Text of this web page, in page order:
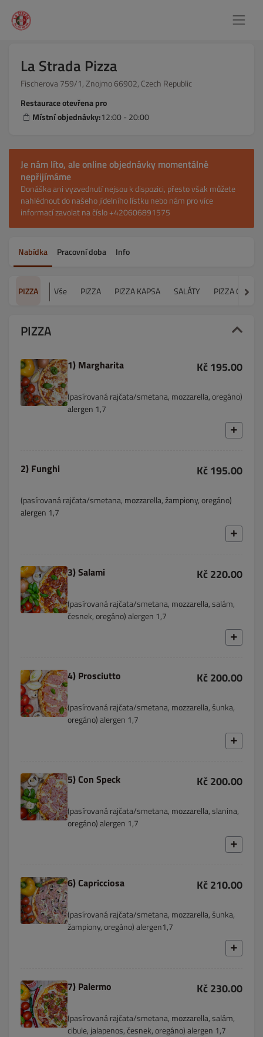
La Strada Pizza
Fischerova 759/1, Znojmo 66902, Czech Republic
Restaurace otevřena pro
Místní objednávky:12:00 - 20:00
Je nám líto, ale online objednávky momentálně
nepřijímáme
Donáška ani vyzvednutí nejsou k dispozici, přesto však můžete
nahlédnout do našeho jídelního lístku nebo nám pro více
informací zavolat na číslo +420606891575
Nabídka Pracovní doba Info
PIZZA Vše PIZZA PIZZA KAPSA SALÁTY PIZZA CHLÉB
PIZZA
1) Margharita Kč 195.00
(pasírovaná rajčata/smetana, mozzarella, oregáno)
alergen 1,7
2) Funghi Kč 195.00
(pasírovaná rajčata/smetana, mozzarella, žampiony, oregáno)
alergen 1,7
3) Salami Kč 220.00
(pasírovaná rajčata/smetana, mozzarella, salám,
česnek, oregáno) alergen 1,7
4) Prosciutto Kč 200.00
(pasírovaná rajčata/smetana, mozzarella, šunka,
oregáno) alergen 1,7
5) Con Speck Kč 200.00
(pasírovaná rajčata/smetana, mozzarella, slanina,
oregáno) alergen 1,7
6) Capricciosa Kč 210.00
(pasírovaná rajčata/smetana, mozzarella, šunka,
žampiony, oregáno) alergen1,7
7) Palermo Kč 230.00
(pasírovaná rajčata/smetana, mozzarella, salám,
cibule, jalapenos, česnek, oregáno) alergen 1,7